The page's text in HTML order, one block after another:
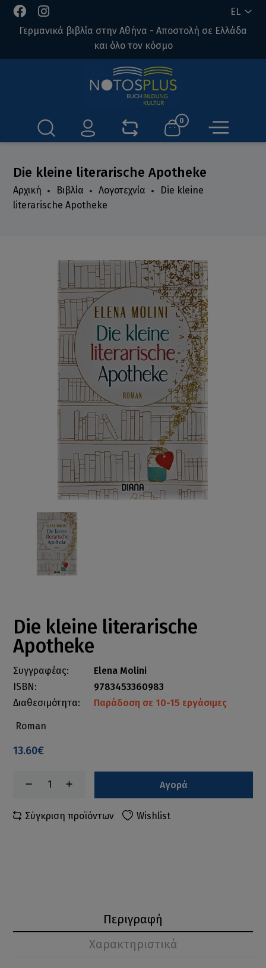
EL
Γερμανικά βιβλία στην Αθήνα - Αποστολή σε Ελλάδα
και όλο τον κόσμο
0
Die kleine literarische Apotheke
Αρχική Βιβλία Λογοτεχνία
Die kleine
literarische Apotheke
Die kleine literarische
Apotheke
Συγγραφέας:
Elena Molini
ISBN:
9783453360983
Διαθεσιμότητα:
Παράδοση σε 10-15 εργάσιμες
Roman
13.60€
Αγορά
Σύγκριση προϊόντων Wishlist
Περιγραφή
Χαρακτηριστικά